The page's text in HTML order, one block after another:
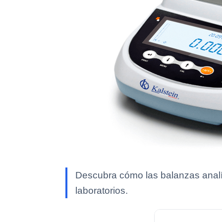
Descubra cómo las balanzas
laboratorios.